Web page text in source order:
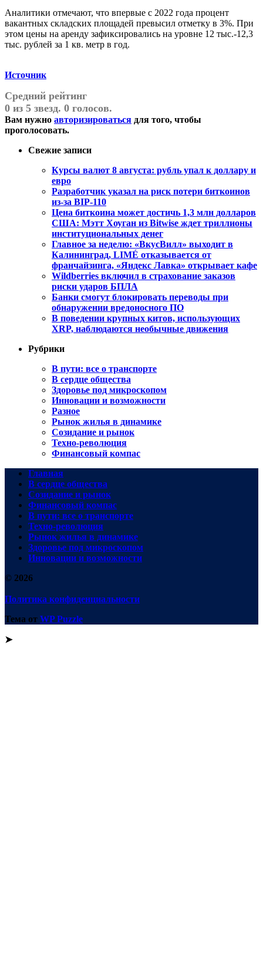
Аналитики отмечают, что впервые с 2022 года процент
вакантных складских площадей превысил отметку в 3%. При
этом цены на аренду зафиксировались на уровне 12 тыс.-12,3
тыс. рублей за 1 кв. метр в год.
Источник
Средний рейтинг
0 из 5 звезд. 0 голосов.
Вам нужно авторизироваться для того, чтобы
проголосовать.
Свежие записи
Курсы валют 8 августа: рубль упал к доллару и
евро
Разработчик указал на риск потери биткоинов
из-за BIP-110
Цена биткоина может достичь 1,3 млн долларов
США: Мэтт Хоуган из Bitwise ждет триллионы
институциональных денег
Главное за неделю: «ВкусВилл» выходит в
Калининград, LIMÉ отказывается от
франчайзинга, «Яндекс Лавка» открывает кафе
Wildberries включил в страхование заказов
риски ударов БПЛА
Банки смогут блокировать переводы при
обнаружении вредоносного ПО
В поведении крупных китов, использующих
XRP, наблюдаются необычные движения
Рубрики
В пути: все о транспорте
В сердце общества
Здоровье под микроскопом
Инновации и возможности
Разное
Рынок жилья в динамике
Созидание и рынок
Техно-революция
Финансовый компас
Главная
В сердце общества
Созидание и рынок
Финансовый компас
В пути: все о транспорте
Техно-революция
Рынок жилья в динамике
Здоровье под микроскопом
Инновации и возможности
© 2026
Политика конфиденциальности
Тема от WP Puzzle
➤